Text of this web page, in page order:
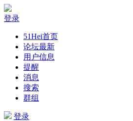
登录
51Hei首页
论坛最新
用户信息
提醒
消息
搜索
群组
登录